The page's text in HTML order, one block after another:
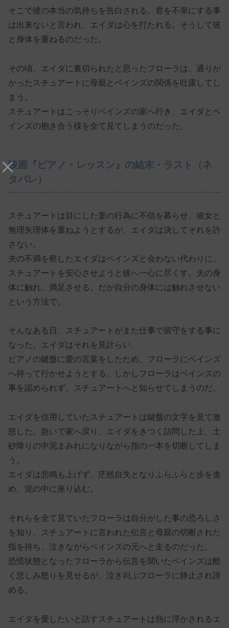
そこで彼の本当の気持ちを告白される。君を不幸にする事
は出来ないと言われ、エイダは心を打たれる。そうして彼
と身体を重ねるのだった。
その頃、エイダに裏切られたと思ったフローラは、通りが
かったスチュアートに母親とベインズの関係を吐露してし
まう。
スチュアートはこっそりベインズの家へ行き、エイダとベ
インズの抱き合う様を全て見てしまうのだった。
映画『ピアノ・レッスン』の結末・ラスト（ネ
タバレ）
スチュアートは目にした妻の行為に不信を募らせ、彼女と
無理矢理体を重ねようとするが、エイダは決してそれを許
さない。
夫の不満を察したエイダはベインズと会わない代わりに、
スチュアートを安心させようと彼へ一心に尽くす。夫の身
体に触れ、満足させる。だが自分の身体には触れさせない
という方法で。
そんなある日、スチュアートがまた仕事で留守をする事に
なった。エイダはそれを見計らい、
ピアノの鍵盤に愛の言葉をしたため、フローラにベインズ
へ持って行かせようとする。しかしフローラはベインズの
事を認められず、スチュアートへと知らせてしまうのだ。
エイダを信用していたスチュアートは鍵盤の文字を見て激
怒した。急いで家へ戻り、エイダをきつく詰問した上、土
砂降りの中泥まみれになりながら指の一本を切断してしま
う。
エイダは悲鳴も上げず、茫然自失となりふらふらと歩を進
め、泥の中に座り込む。
それらを全て見ていたフローラは自分がした事の恐ろしさ
を知り、スチュアートに言われた伝言と母親の切断された
指を持ち、泣きながらベインズの元へと走るのだった。
恐慌状態となったフローラから伝言を聞いたベインズは酷
く悲しみ怒りを見せるが、泣き叫ぶフローラに静止され諦
める。
エイダを愛したいと話すスチュアートは熱に浮かされるエ